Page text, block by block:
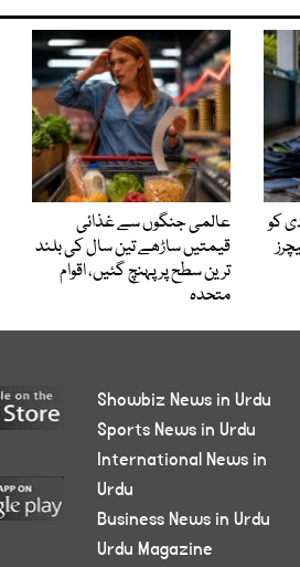
کو
اسکول جاکر 5 ٹیچرز
عالمی جنگوں سے غذائی
قیمتیں ساڑھے تین سال کی بلند
ترین سطح پر پہنچ گئیں، اقوام
متحدہ
Showbiz News in Urdu
Sports News in Urdu
International News in
Urdu
Business News in Urdu
Urdu Magazine